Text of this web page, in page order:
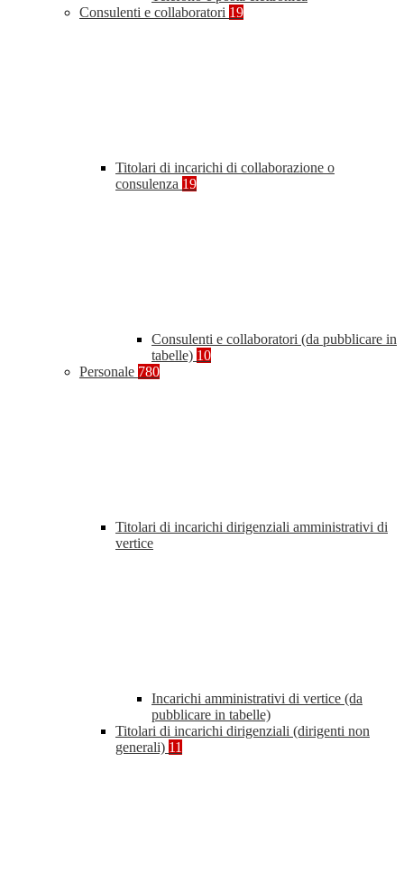
Consulenti e collaboratori 19
Titolari di incarichi di collaborazione o
consulenza 19
Consulenti e collaboratori (da pubblicare in
tabelle) 10
Personale 780
Titolari di incarichi dirigenziali amministrativi di
vertice
Incarichi amministrativi di vertice (da
pubblicare in tabelle)
Titolari di incarichi dirigenziali (dirigenti non
generali) 11